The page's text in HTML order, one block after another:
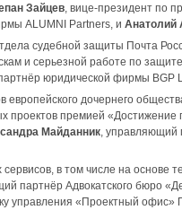
Зайцев, вице-президент по
ALUMNI Partners, и Анатолий
судебной защиты Почта
и серьезной работе по
юридической фирмы BGP
дочернего
премией «Достижение
Майданник, управляющий
в том числе на основе
партнёр Адвокатского бюро
управления «Проектный офис»